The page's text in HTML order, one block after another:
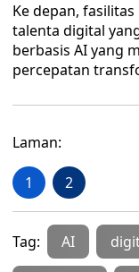
Ke depan,
talenta digital
berbasis AI yang
percepatan
Laman:
1 2
Tag: AI